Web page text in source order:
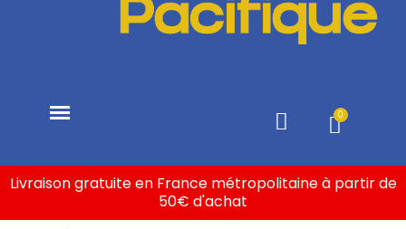
Livraison gratuite en France métropolitaine à partir de
50€ d'achat